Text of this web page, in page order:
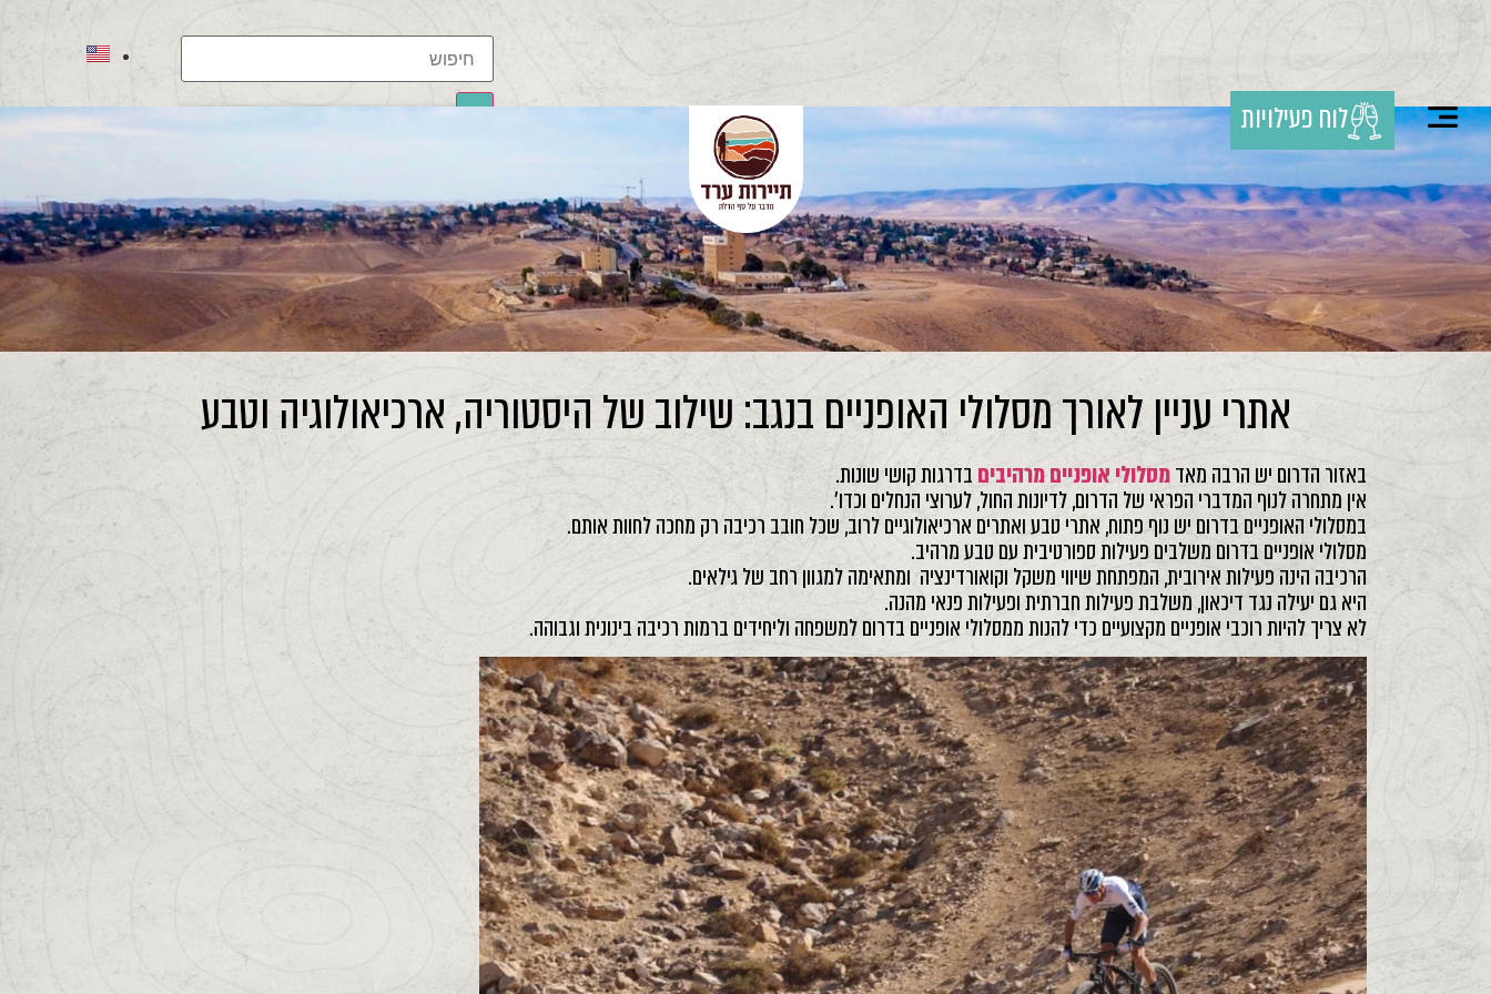
לוח פעילויות
אתרי עניין לאורך מסלולי האופניים בנגב: שילוב של היסטוריה, ארכיאולוגיה וטבע
באזור הדרום יש הרבה מאדמסלולי אופניים מרהיבים בדרגות קושי שונות.
אין מתחרה לנוף המדברי הפראי של הדרום, לדיונות החול, לערוצי הנחלים וכדו'.
במסלולי האופניים בדרום יש נוף פתוח, אתרי טבע ואתרים ארכיאולוגיים לרוב, שכל חובב רכיבה רק מחכה לחוות אותם.
מסלולי אופניים בדרום משלבים פעילות ספורטיבית עם טבע מרהיב.
הרכיבה הינה פעילות אירובית, המפתחת שיווי משקל וקואורדינציה ומתאימה למגוון רחב של גילאים.
היא גם יעילה נגד דיכאון, משלבת פעילות חברתית ופעילות פנאי מהנה.
לא צריך להיות רוכבי אופניים מקצועיים כדי להנות ממסלולי אופניים בדרום למשפחה וליחידים ברמות רכיבה בינונית וגבוהה.